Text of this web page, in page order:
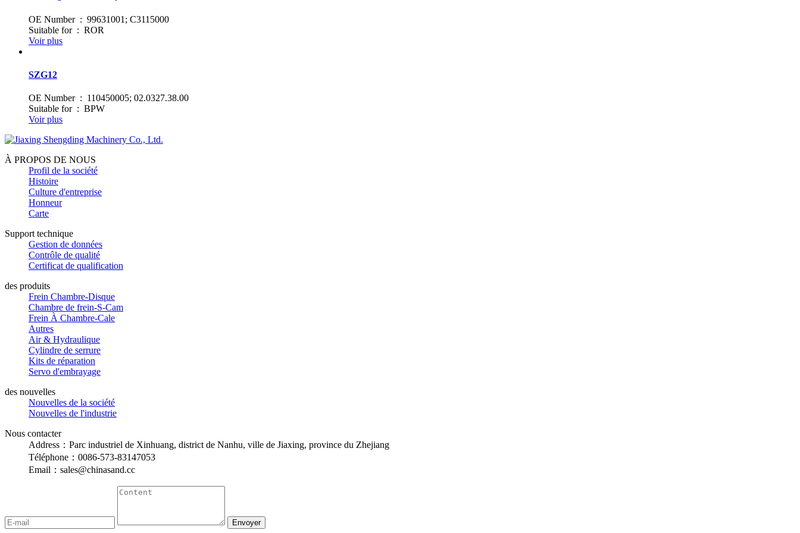
OE Number : 99631001; C3115000
Suitable for : ROR
Voir plus
SZG12
OE Number : 110450005; 02.0327.38.00
Suitable for : BPW
Voir plus
À PROPOS DE NOUS
Profil de la société
Histoire
Culture d'entreprise
Honneur
Carte
Support technique
Gestion de données
Contrôle de qualité
Certificat de qualification
des produits
Frein Chambre-Disque
Chambre de frein-S-Cam
Frein À Chambre-Cale
Autres
Air & Hydraulique
Cylindre de serrure
Kits de réparation
Servo d'embrayage
des nouvelles
Nouvelles de la société
Nouvelles de l'industrie
Nous contacter
Address：Parc industriel de Xinhuang, district de Nanhu, ville de Jiaxing, province du Zhejiang
Téléphone：0086-573-83147053
Email：sales@chinasand.cc